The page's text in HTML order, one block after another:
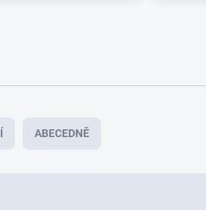
ABECEDNĚ